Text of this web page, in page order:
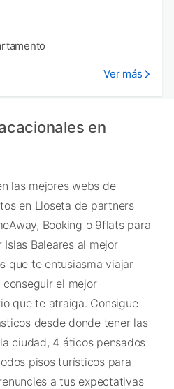
Ver más
en
las mejores webs de
en Lloseta de partners
Booking o 9flats para
Baleares al mejor
que te entusiasma viajar
el mejor
que te atraiga. Consigue
desde donde tener las
ciudad, 4 áticos pensados
pisos turísticos para
a tus expectativas